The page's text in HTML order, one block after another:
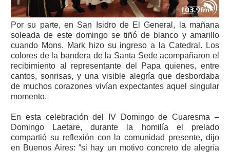
Por su parte, en San Isidro de El General, la mañana
soleada de este domingo se tiñó de blanco y amarillo
cuando Mons. Mark hizo su ingreso a la Catedral. Los
colores de la bandera de la Santa Sede acompañaron el
recibimiento al representante del Papa quienes, entre
cantos, sonrisas, y una visible alegría que desbordaba
de muchos corazones vivían expectantes aquel singular
momento.
En esta celebración del IV Domingo de Cuaresma –
Domingo Laetare, durante la homilía el prelado
compartió su reflexión con la comunidad presente, dijo
en Buenos Aires: “si hay un motivo concreto de alegría